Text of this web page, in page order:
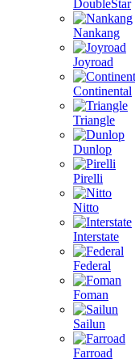
DoubleStar
Nankang
Joyroad
Continental
Triangle
Dunlop
Pirelli
Nitto
Interstate
Federal
Foman
Sailun
Farroad